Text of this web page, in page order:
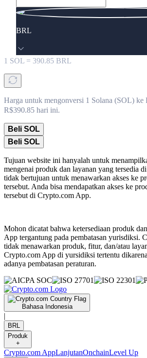
BRL
1 SOL = 390.85 BRL
Harga untuk mengonversi 1 Solana (SOL) ke
R$390.85 hari ini.
Beli SOL
Beli SOL
Tujuan website ini hanyalah untuk
mengenai produk dan layanan yang tersedia
tidak bertujuan untuk menawarkan akses ke
tersebut. Anda bisa mendapatkan akses ke
tersebut di Crypto.com App.
Mohon dicatat bahwa ketersediaan produk
App tergantung pada pembatasan yurisdiksi.
tidak menawarkan produk, fitur, dan/atau
Crypto.com App di yursidiksi tertentu
adanya pembatasan peraturan.
Bahasa Indonesia
|
BRL
Produk
+
Crypto.com AppLanjutanOnchainLevel Up